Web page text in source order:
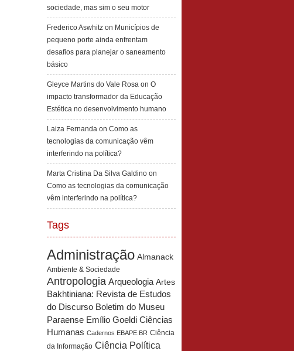
sociedade, mas sim o seu motor
Frederico Aswhitz on Municípios de
pequeno porte ainda enfrentam
desafios para planejar o saneamento
básico
Gleyce Martins do Vale Rosa on O
impacto transformador da Educação
Estética no desenvolvimento humano
Laiza Fernanda on Como as
tecnologias da comunicação vêm
interferindo na política?
Marta Cristina Da Silva Galdino on
Como as tecnologias da comunicação
vêm interferindo na política?
Tags
Administração Almanack
Ambiente & Sociedade
Antropologia Arqueologia Artes
Bakhtiniana: Revista de Estudos
do Discurso Boletim do Museu
Paraense Emílio Goeldi Ciências
Humanas Cadernos EBAPE.BR Ciência
da Informação Ciência Política